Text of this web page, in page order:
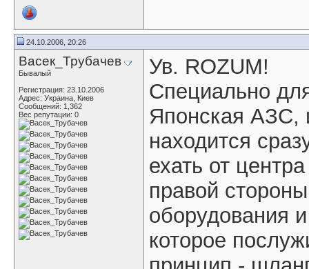
24.10.2006, 20:26
Васек_Трубачев
Бывалый
Регистрация: 23.10.2006
Адрес: Украина, Киев
Сообщений: 1,362
Вес репутации: 0
Ув. ROZUM!
Специально
Японская АЗС,
находится
ехать от
правой
оборудования
которое